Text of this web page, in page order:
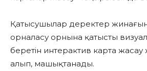
Қатысушылар деректер
орналасу орнына қатысты
беретін интерактив карта жасау
алып, машықтанады.